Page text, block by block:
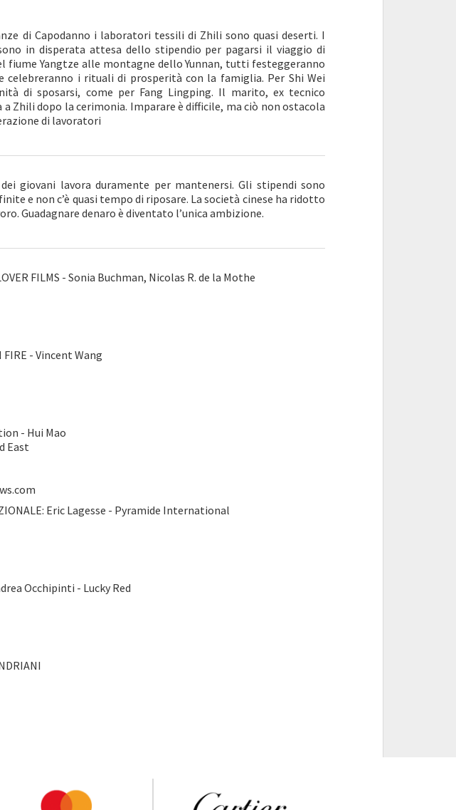
di Capodanno i laboratori tessili di Zhili sono quasi deserti. I
in disperata attesa dello stipendio per pagarsi il viaggio di
fiume Yangtze alle montagne dello Yunnan, tutti festeggeranno
i rituali di prosperità con la famiglia. Per Shi Wei
di sposarsi, come per Fang Lingping. Il marito, ex tecnico
Zhili dopo la cerimonia. Imparare è difficile, ma ciò non ostacola
di lavoratori
giovani lavora duramente per mantenersi. Gli stipendi sono
e non c’è quasi tempo di riposare. La società cinese ha ridotto
Guadagnare denaro è diventato l’unica ambizione.
FILMS - Sonia Buchman, Nicolas R. de la Mothe
FIRE - Vincent Wang
- Hui Mao
East
Eric Lagesse - Pyramide International
Occhipinti - Lucky Red